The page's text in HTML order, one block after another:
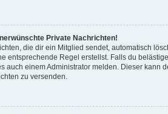
Private Nachrichten!
die dir ein Mitglied sendet, automatisch
entsprechende Regel erstellst. Falls du
auch einem Administrator melden. Dieser kann
zu versenden.